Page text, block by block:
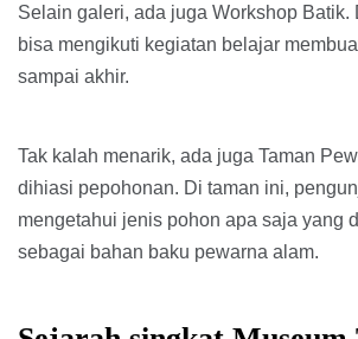
Selain galeri, ada juga Workshop Batik.
bisa mengikuti kegiatan belajar
sampai akhir.
Tak kalah menarik, ada juga Taman
dihiasi pepohonan. Di taman ini,
mengetahui jenis pohon apa saja yang
sebagai bahan baku pewarna alam.